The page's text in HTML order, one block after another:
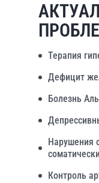
Терапия
Дефицит
Болезнь
Нарушения
Контроль